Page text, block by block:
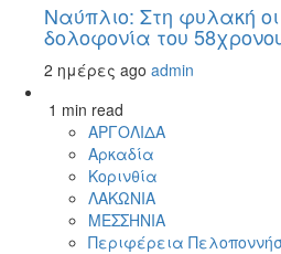
Ναύπλιο: Στη φυλακή οι
δολοφονία του
2 ημέρες ago admin
1 min read
ΑΡΓΟΛΙΔΑ
Αρκαδία
Κορινθία
ΛΑΚΩΝΙΑ
ΜΕΣΣΗΝΙΑ
Περιφέρεια